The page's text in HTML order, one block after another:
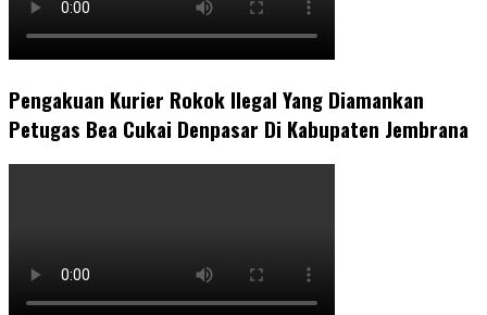
Pengakuan Kurier Rokok Ilegal Yang Diamankan
Petugas Bea Cukai Denpasar Di Kabupaten Jembrana